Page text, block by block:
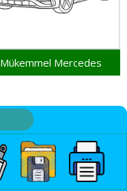
Mükemmel Mercedes